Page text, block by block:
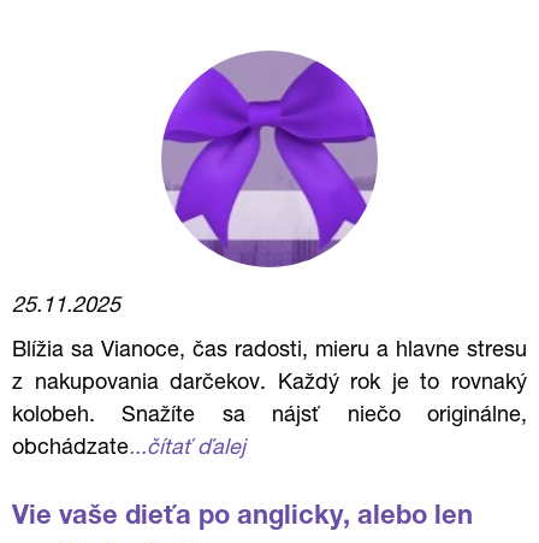
25.11.2025
Blížia sa Vianoce, čas radosti, mieru a hlavne stresu
z nakupovania darčekov. Každý rok je to rovnaký
kolobeh. Snažíte sa nájsť niečo originálne,
obchádzate...čítať ďalej
Vie vaše dieťa po anglicky, alebo len